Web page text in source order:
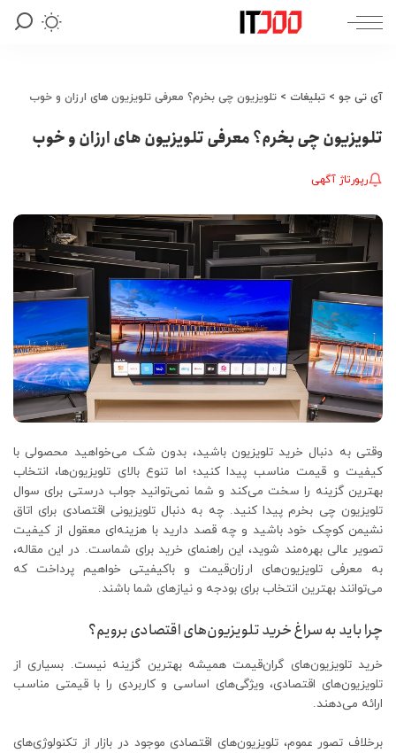
آی تی جو > تبلیغات > تلویزیون چی بخرم؟ معرفی تلویزیون های ارزان و خوب
تلویزیون چی بخرم؟ معرفی تلویزیون های ارزان و خوب
رپورتاژ آگهی
وقتی به دنبال خرید تلویزیون باشید، بدون شک می‌خواهید محصولی با
کیفیت و قیمت مناسب پیدا کنید؛ اما تنوع بالای تلویزیون‌ها، انتخاب
بهترین گزینه را سخت می‌کند و شما نمی‌توانید جواب درستی برای سوال
تلویزیون چی بخرم پیدا کنید. چه به دنبال تلویزیونی اقتصادی برای اتاق
نشیمن کوچک خود باشید و چه قصد دارید با هزینه‌ای معقول از کیفیت
تصویر عالی بهره‌مند شوید، این راهنمای خرید برای شماست. در این مقاله،
به معرفی تلویزیون‌های ارزان‌قیمت و باکیفیتی خواهیم پرداخت که
می‌توانند بهترین انتخاب برای بودجه و نیازهای شما باشند.
چرا باید به سراغ خرید تلویزیون‌های اقتصادی برویم؟
خرید تلویزیون‌های گران‌قیمت همیشه بهترین گزینه نیست. بسیاری از
تلویزیون‌های اقتصادی، ویژگی‌های اساسی و کاربردی را با قیمتی مناسب
ارائه می‌دهند.
برخلاف تصور عموم، تلویزیون‌های اقتصادی موجود در بازار از تکنولوژی‌های